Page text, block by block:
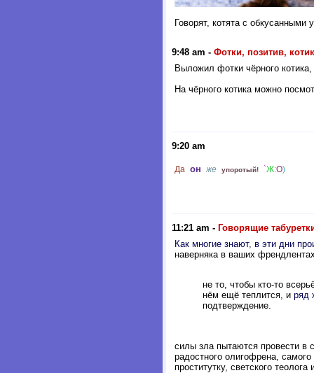
Говорят, котята с
9:48 am - Фотки, позитив,
Выложил фотки чёрного
На чёрного котика можно
9:20 am
Да он же упоротый! `Ж:O)
11:21 am - Говорящие
Как многие знают, в эти дни
наверняка в ваших
не то, чтобы кто-то
нём ещё теплится, и ряд
подтверждение.
силы зла пытаются провести в
радостного олигофрена,
проститутку, светского